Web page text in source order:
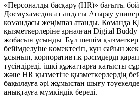
«Персоналды басқару (HR)» бағыты
Досмұхамедов атындағы Атырау
командасы жеңімпаз атанды. Команда
қызметкерлеріне арналған Digital
жобасын ұсынды. Бұл шешім
бейімделуіне көмектесіп, күн сайын
ұсынып, корпоративтік рәсімдерді
түсіндіреді, ішкі құжаттарға қатысты
және HR қызметіне қызметкерлердің
бақылауға әрі жұмыстан шығу
анықтауға мүмкіндік береді.